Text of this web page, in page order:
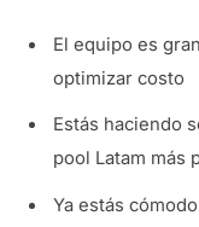
El equipo es
optimizar costo
Estás haciendo
pool Latam más
Ya estás